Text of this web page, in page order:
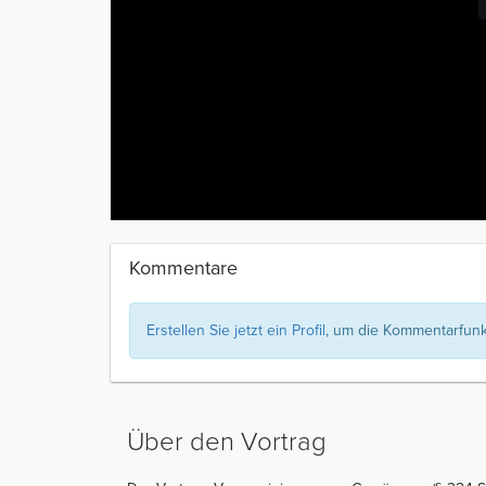
Kommentare
Erstellen Sie jetzt ein Profil, um die
Über den Vortrag